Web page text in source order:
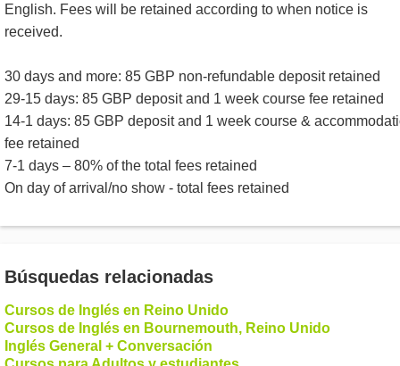
English. Fees will be retained according to when notice is
received.
30 days and more: 85 GBP non-refundable deposit retained
29-15 days: 85 GBP deposit and 1 week course fee retained
14-1 days: 85 GBP deposit and 1 week course &
fee retained
7-1 days – 80% of the total fees retained
On day of arrival/no show - total fees retained
Búsquedas relacionadas
Cursos de Inglés en Reino Unido
Cursos de Inglés en Bournemouth, Reino Unido
Inglés General + Conversación